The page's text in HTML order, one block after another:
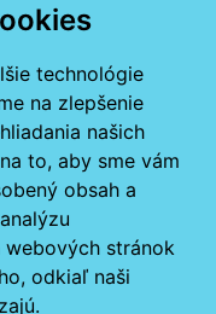
technológie
na zlepšenie
našich
to, aby sme vám
obsah a
webových stránok
odkiaľ naši
17. hod.